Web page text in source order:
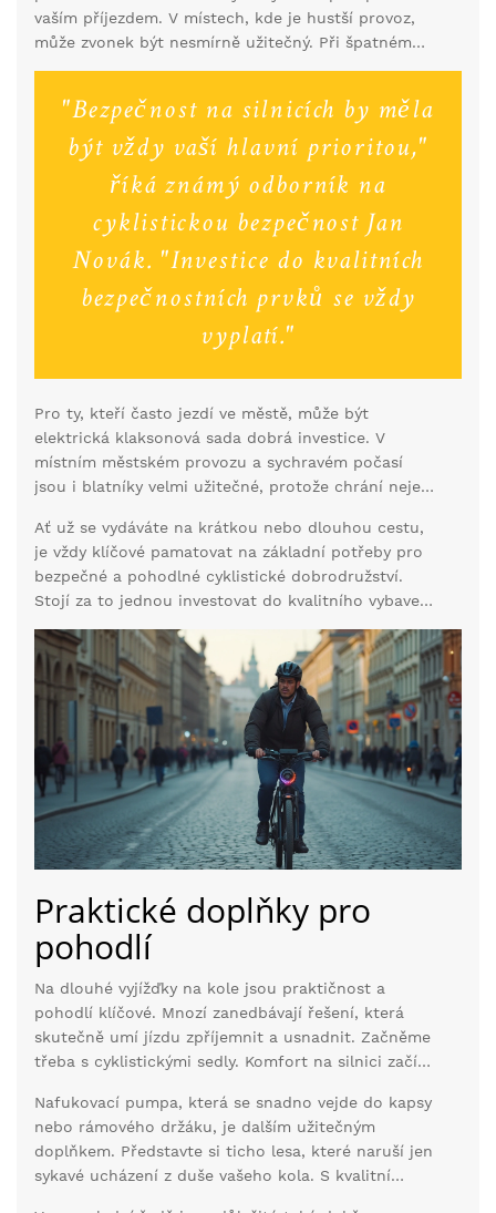
že je v pořádku, má nabité baterie nebo je plně
nabité, pokud je na dobíjení. Některé modely kol už
mají světla integrovaná, a to je určitě výhodou.
vaším příjezdem. V místech, kde je hustší provoz,
může zvonek být nesmírně užitečný. Při špatném
Proto jsou vhodné i reflexní pruhy nebo vesty. Ty
posilují vaši viditelnost v noci nebo za snížené
viditelnosti.
"Bezpečnost na silnicích by měla
být vždy vaší hlavní prioritou,"
říká známý odborník na
cyklistickou bezpečnost Jan
Novák. "Investice do kvalitních
bezpečnostních prvků se vždy
vyplatí."
Pro ty, kteří často jezdí ve městě, může být
elektrická klaksonová sada dobrá investice. V
místním městském provozu a sychravém počasí
jsou i blatníky velmi užitečné, protože chrání nejen
vyrážíte na delší výlety, nezapomeňte na základní
lékárnu. Je dobré mít ji neustále po ruce, například
v brašně pod sedlem.
Ať už se vydáváte na krátkou nebo dlouhou cestu,
je vždy klíčové pamatovat na základní potřeby pro
bezpečné a pohodlné cyklistické dobrodružství.
Stojí za to jednou investovat do kvalitního vybavení,
skvělým zážitkem na kole. Ujistěte se, že máte
potřebné vybavení pečlivě zkontrolované a
připravené, než vyrazíte na cestu užít si svobodu,
kterou jízda na kole přináší.
Praktické doplňky pro
pohodlí
Na dlouhé vyjížďky na kole jsou praktičnost a
pohodlí klíčové. Mnozí zanedbávají řešení, která
skutečně umí jízdu zpříjemnit a usnadnit. Začněme
třeba s cyklistickými sedly. Komfort na silnici začíná
jízdy a anatomickým potřebám. Ergonomický design
a kvalitní materiály zmírní tlak v citlivých oblastech
a umožní delší a pohodlnější jízdu bez zbytečné
únavy nebo bolesti.
Nafukovací pumpa, která se snadno vejde do kapsy
nebo rámového držáku, je dalším užitečným
doplňkem. Představte si ticho lesa, které naruší jen
sykavé ucházení z duše vašeho kola. S kvalitní